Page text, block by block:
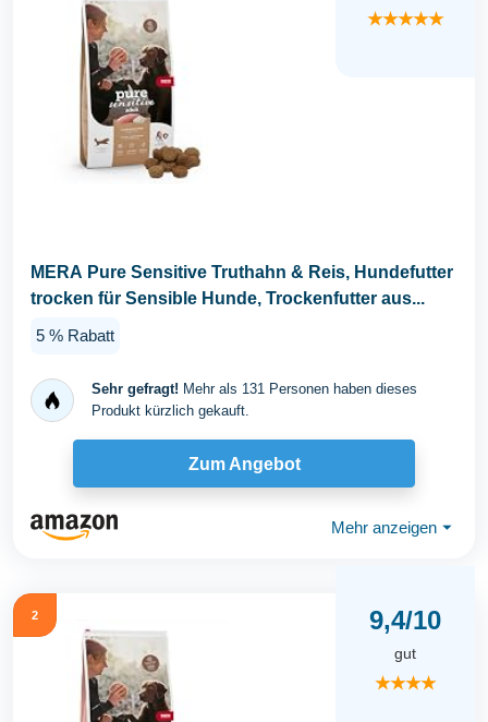
★★★★★
MERA Pure Sensitive Truthahn & Reis, Hundefutter
trocken für Sensible Hunde, Trockenfutter aus...
5 % Rabatt
Sehr gefragt! Mehr als 131 Personen haben dieses
Produkt kürzlich gekauft.
Zum Angebot
Mehr anzeigen ⏷
2 9,4/10
gut
★★★★